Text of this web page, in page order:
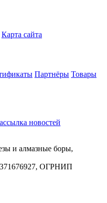
Карта сайта
Партнёры Товары
новостей
и алмазные боры,
ОГРНИП